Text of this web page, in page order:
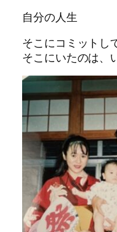
自分の人生
そこにコミットし
そこにいたのは、